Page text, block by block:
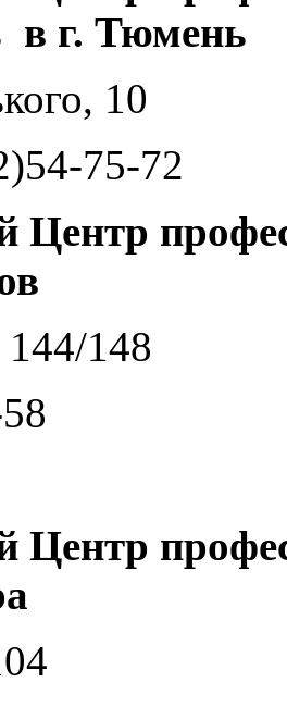
в г. Тюмень
10
75-72
Центр
148
Центр